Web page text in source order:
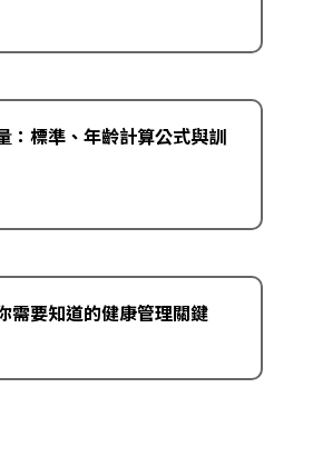
：標準、年齡計算公式與訓
需要知道的健康管理關鍵